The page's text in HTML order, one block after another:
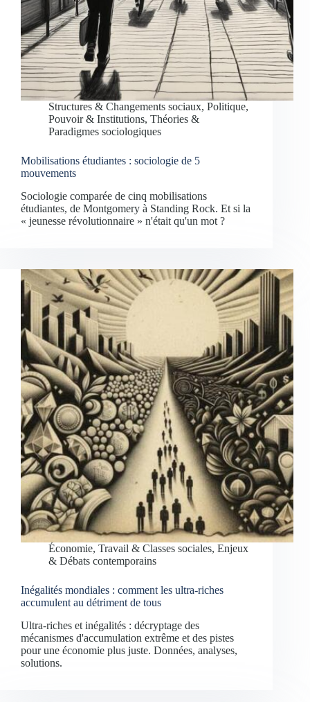
Structures & Changements sociaux, Politique,
Pouvoir & Institutions, Théories &
Paradigmes sociologiques
Mobilisations étudiantes : sociologie de 5
mouvements
Sociologie comparée de cinq mobilisations
étudiantes, de Montgomery à Standing Rock. Et si la
« jeunesse révolutionnaire » n'était qu'un mot ?
Économie, Travail & Classes sociales, Enjeux
& Débats contemporains
Inégalités mondiales : comment les ultra-riches
accumulent au détriment de tous
Ultra-riches et inégalités : décryptage des
mécanismes d'accumulation extrême et des pistes
pour une économie plus juste. Données, analyses,
solutions.